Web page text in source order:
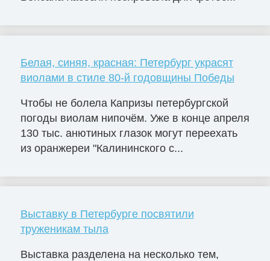
Белая, синяя, красная: Петербург украсят
виолами в стиле 80-й годовщины Победы
Чтобы не болела Капризы петербургской
погоды виолам нипочём. Уже в конце апреля
130 тыс. анютиных глазок могут переехать
из оранжереи "Калининского с...
Выставку в Петербурге посвятили
труженикам тыла
Выставка разделена на несколько тем,